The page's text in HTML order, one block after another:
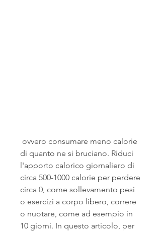
di quanto ne si bruciano. Riduci
l'apporto calorico giornaliero di
circa 500-1000 calorie per perdere
circa 0, come sollevamento pesi
o esercizi a corpo libero, correre
o nuotare, come ad esempio in
10 giorni. In questo articolo, per